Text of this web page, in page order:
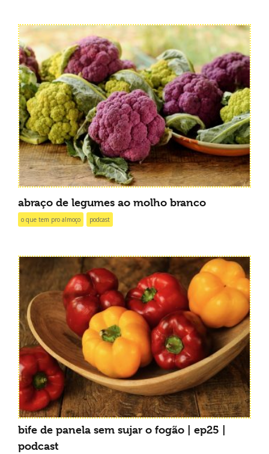
abraço de legumes ao molho branco
o que tem pro almoço podcast
bife de panela sem sujar o fogão | ep25 |
podcast